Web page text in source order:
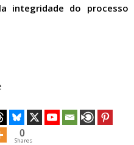
integridade do processo
0
Shares